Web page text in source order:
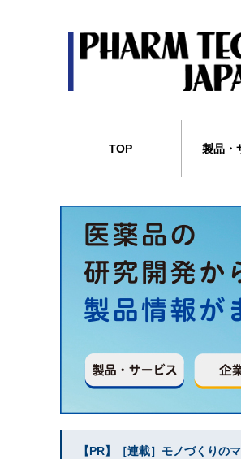
TOP 製品・
【PR】［連載］モノづくりの